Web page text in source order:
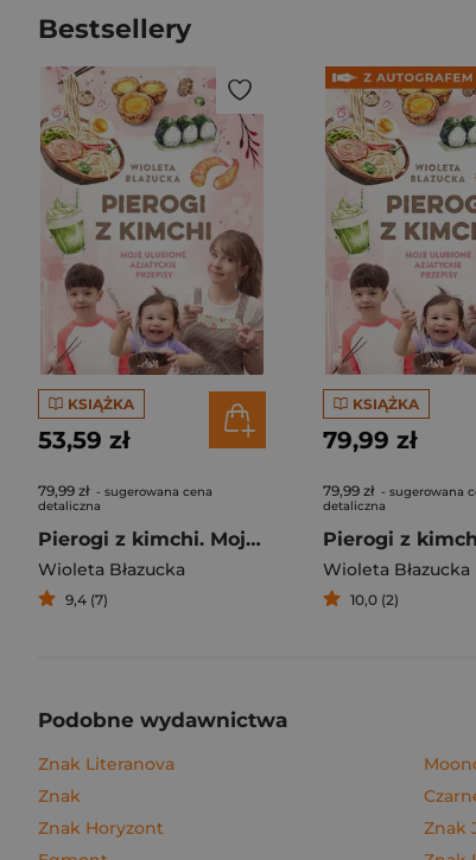
Bestsellery
KSIĄŻKA
53,59 zł
79,99 zł - sugerowana cena
detaliczna
Pierogi z kimchi. Moje ulubione azjatyckie przepisy
Wioleta Błazucka
9,4 (7)
KSIĄŻKA
79,99 zł
79,99 zł - sugerowana
detaliczna
Wioleta Błazucka
10,0 (2)
Podobne wydawnictwa
Znak Literanova
Znak
Znak Horyzont
Znak